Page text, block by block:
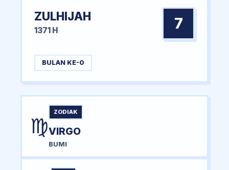
ZULHIJAH
1371 H 7
BULAN KE-0
♍
ZODIAK
VIRGO
BUMI